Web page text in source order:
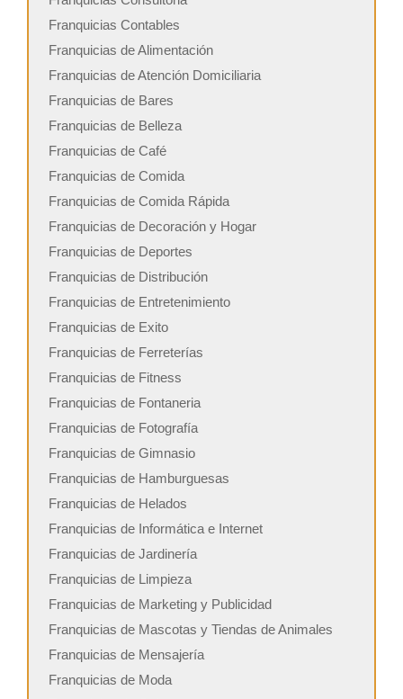
Franquicias Contables
Franquicias de Alimentación
Franquicias de Atención Domiciliaria
Franquicias de Bares
Franquicias de Belleza
Franquicias de Café
Franquicias de Comida
Franquicias de Comida Rápida
Franquicias de Decoración y Hogar
Franquicias de Deportes
Franquicias de Distribución
Franquicias de Entretenimiento
Franquicias de Exito
Franquicias de Ferreterías
Franquicias de Fitness
Franquicias de Fontaneria
Franquicias de Fotografía
Franquicias de Gimnasio
Franquicias de Hamburguesas
Franquicias de Helados
Franquicias de Informática e Internet
Franquicias de Jardinería
Franquicias de Limpieza
Franquicias de Marketing y Publicidad
Franquicias de Mascotas y Tiendas de Animales
Franquicias de Mensajería
Franquicias de Moda